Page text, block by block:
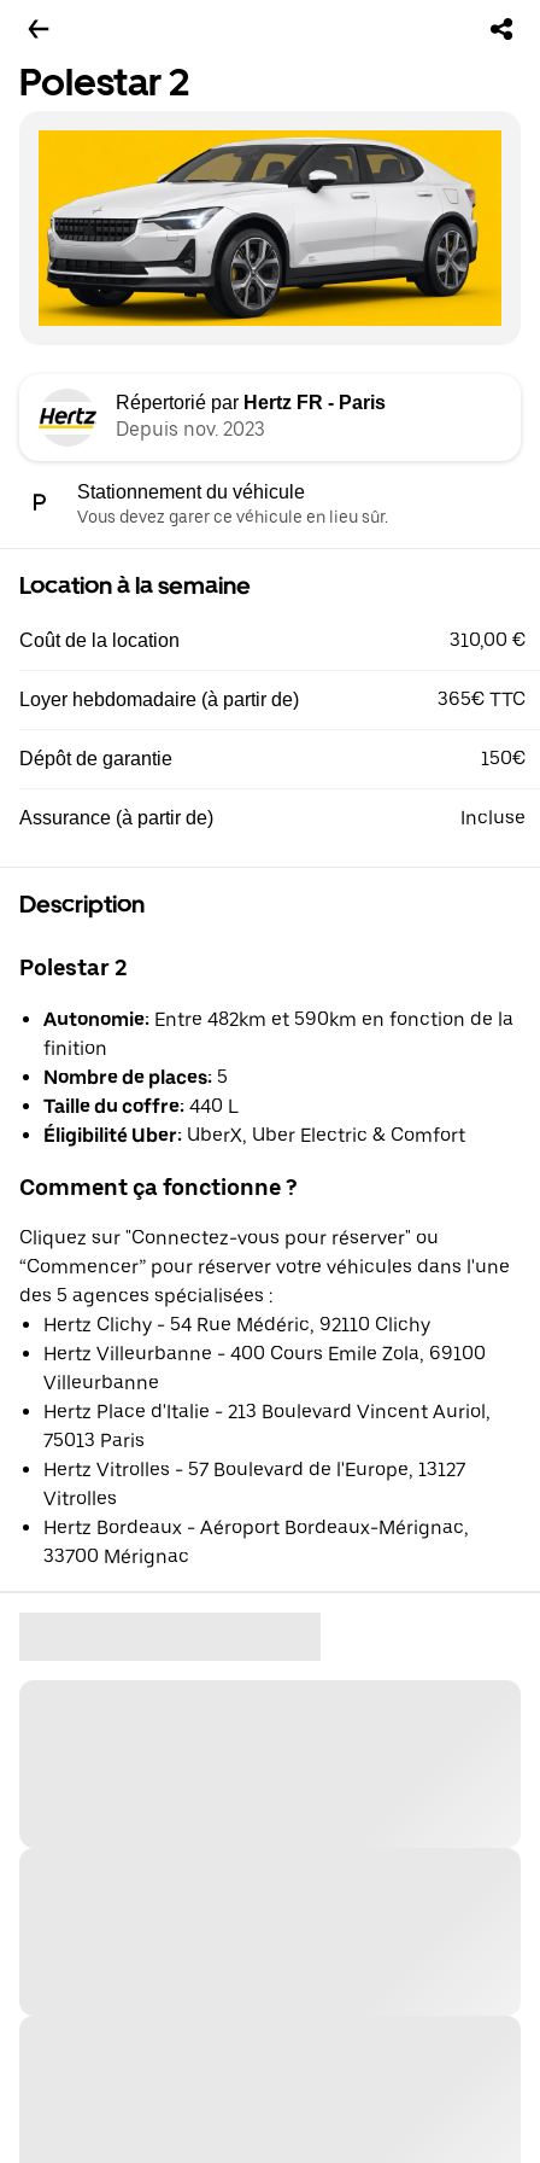
Polestar 2
Répertorié par Hertz FR - Paris
Depuis nov. 2023
Stationnement du véhicule
Vous devez garer ce véhicule en lieu sûr.
Location à la semaine
Coût de la location 310,00 €
Loyer hebdomadaire (à partir de) 365€ TTC
Dépôt de garantie 150€
Assurance (à partir de) Incluse
Description
Polestar 2
Autonomie: Entre 482km et 590km en fonction de la
finition
Nombre de places: 5
Taille du coffre: 440 L
Éligibilité Uber: UberX, Uber Electric & Comfort
Comment ça fonctionne ?
Cliquez sur "Connectez-vous pour réserver" ou
“Commencer” pour réserver votre véhicules dans l'une
des 5 agences spécialisées :
Hertz Clichy - 54 Rue Médéric, 92110 Clichy
Hertz Villeurbanne - 400 Cours Emile Zola, 69100
Villeurbanne
Hertz Place d'Italie - 213 Boulevard Vincent Auriol,
75013 Paris
Hertz Vitrolles - 57 Boulevard de l'Europe, 13127
Vitrolles
Hertz Bordeaux - Aéroport Bordeaux-Mérignac,
33700 Mérignac